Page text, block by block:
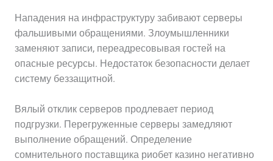
Нападения на инфраструктуру забивают серверы
фальшивыми обращениями. Злоумышленники
заменяют записи, переадресовывая гостей на
опасные ресурсы. Недостаток безопасности делает
систему беззащитной.
Вялый отклик серверов продлевает период
подгрузки. Перегруженные серверы замедляют
выполнение обращений. Определение
сомнительного поставщика риобет казино негативно